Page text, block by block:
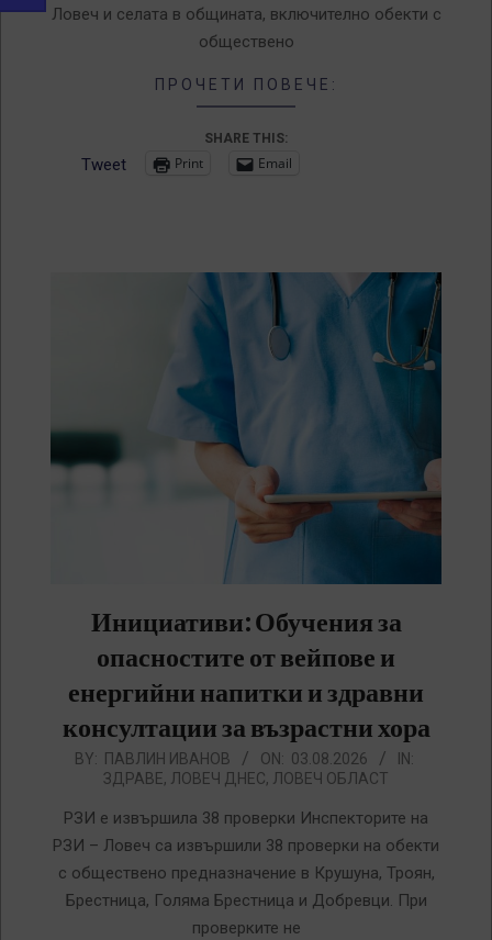
Ловеч и селата в общината, включително обекти с
обществено
ПРОЧЕТИ ПОВЕЧЕ:
SHARE THIS:
Tweet Print Email
Инициативи: Обучения за
опасностите от вейпове и
енергийни напитки и здравни
консултации за възрастни хора
2026-
03
BY: ПАВЛИН ИВАНОВ ON: 03.08.2026
IN:
ЗДРАВЕ, ЛОВЕЧ ДНЕС, ЛОВЕЧ ОБЛАСТ
РЗИ е извършила 38 проверки Инспекторите на
РЗИ – Ловеч са извършили 38 проверки на обекти
с обществено предназначение в Крушуна, Троян,
Брестница, Голяма Брестница и Добревци. При
проверките не